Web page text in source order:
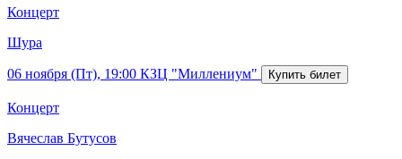
Концерт
Шура
06 ноября (Пт), 19:00 КЗЦ "Миллениум"
Концерт
Вячеслав Бутусов